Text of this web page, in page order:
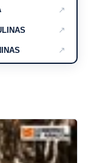
↗
↗
↗